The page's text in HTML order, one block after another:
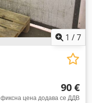
1 /7
90 €
фиксна цена додава се ДДВ